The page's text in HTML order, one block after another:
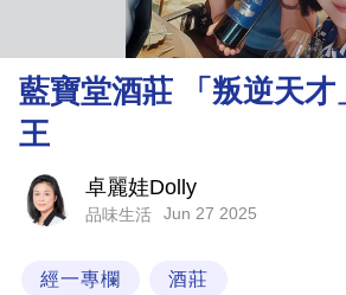
市
理
財
科
藍寶堂酒莊 「叛逆天才
王
卓麗娃Dolly
品味生活 Jun 27 2025
經一專欄 酒莊